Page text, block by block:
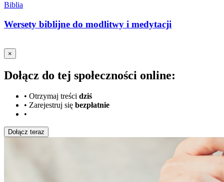
Biblia
Wersety biblijne do modlitwy i medytacji
×
Dołącz do tej społeczności online:
• Otrzymaj treści dziś
• Zarejestruj się bezpłatnie
•
Dołącz teraz